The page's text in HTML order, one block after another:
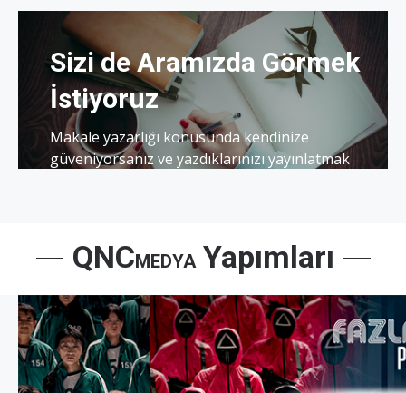
Sizi de Aramızda Görmek
İstiyoruz
Makale yazarlığı konusunda kendinize
güveniyorsanız ve yazdıklarınızı yayınlatmak
QNCMEDYAYapımları